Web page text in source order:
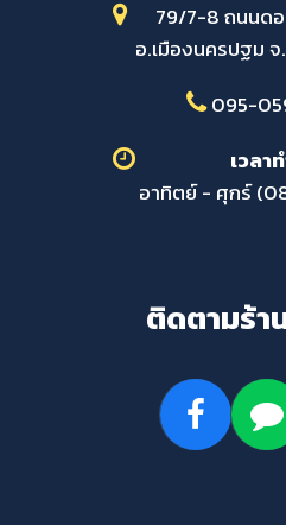
79/7-8 ถนนด
อ.เมืองนครปฐม
095-
เวลา
อาทิตย์ - ศุกร์
ติดตามร้า